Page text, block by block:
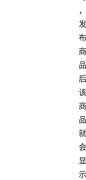
，
发
布
商
品
后
该
商
品
就
会
显
示